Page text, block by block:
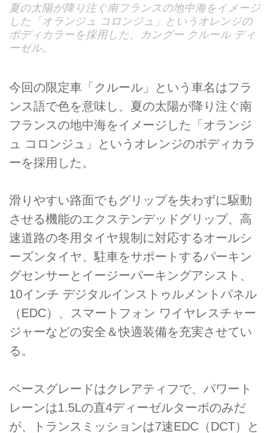
夏の太陽が降り注ぐ南フランスの地中海をイメージ
した「オランジュ コロンジュ」というオレンジの
ボディカラーを採用した、カングー クルール ディ
ーゼル。
今回の限定車「クルール」という車名はフラ
ンス語で色を意味し、夏の太陽が降り注ぐ南
フランスの地中海をイメージした「オランジ
ュ コロンジュ」というオレンジのボディカラ
ーを採用した。
滑りやすい路面でもグリップを失わずに駆動
させる機能のエクステンデッドグリップ、高
速道路の冬用タイヤ規制に対応するオールシ
ーズンタイヤ、駐車をサポートするパーキン
グセンサーとイージーパーキングアシスト、
10インチ デジタルインストゥルメントパネル
（EDC）、スマートフォン ワイヤレスチャー
ジャーなどの安全＆快適装備を充実させてい
る。
ベースグレードはクレアティフで、パワート
レーンは1.5Lの直4ディーゼルターボのみだ
が、トランスミッションは7速EDC（DCT）と